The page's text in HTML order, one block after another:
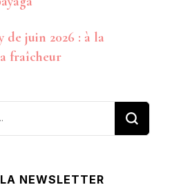
de juin 2026 : à la
fraîcheur
NEWSLETTER